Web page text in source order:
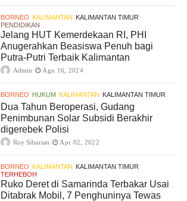
BORNEO KALIMANTAN KALIMANTAN TIMUR
PENDIDIKAN
Jelang HUT Kemerdekaan RI, PHI
Anugerahkan Beasiswa Penuh bagi
Putra-Putri Terbaik Kalimantan
Admin Agu 16, 2024
BORNEO HUKUM KALIMANTAN KALIMANTAN TIMUR
Dua Tahun Beroperasi, Gudang
Penimbunan Solar Subsidi Berakhir
digerebek Polisi
Roy Siburian Apr 02, 2022
BORNEO KALIMANTAN KALIMANTAN TIMUR
TERHEBOH
Ruko Deret di Samarinda Terbakar Usai
Ditabrak Mobil, 7 Penghuninya Tewas